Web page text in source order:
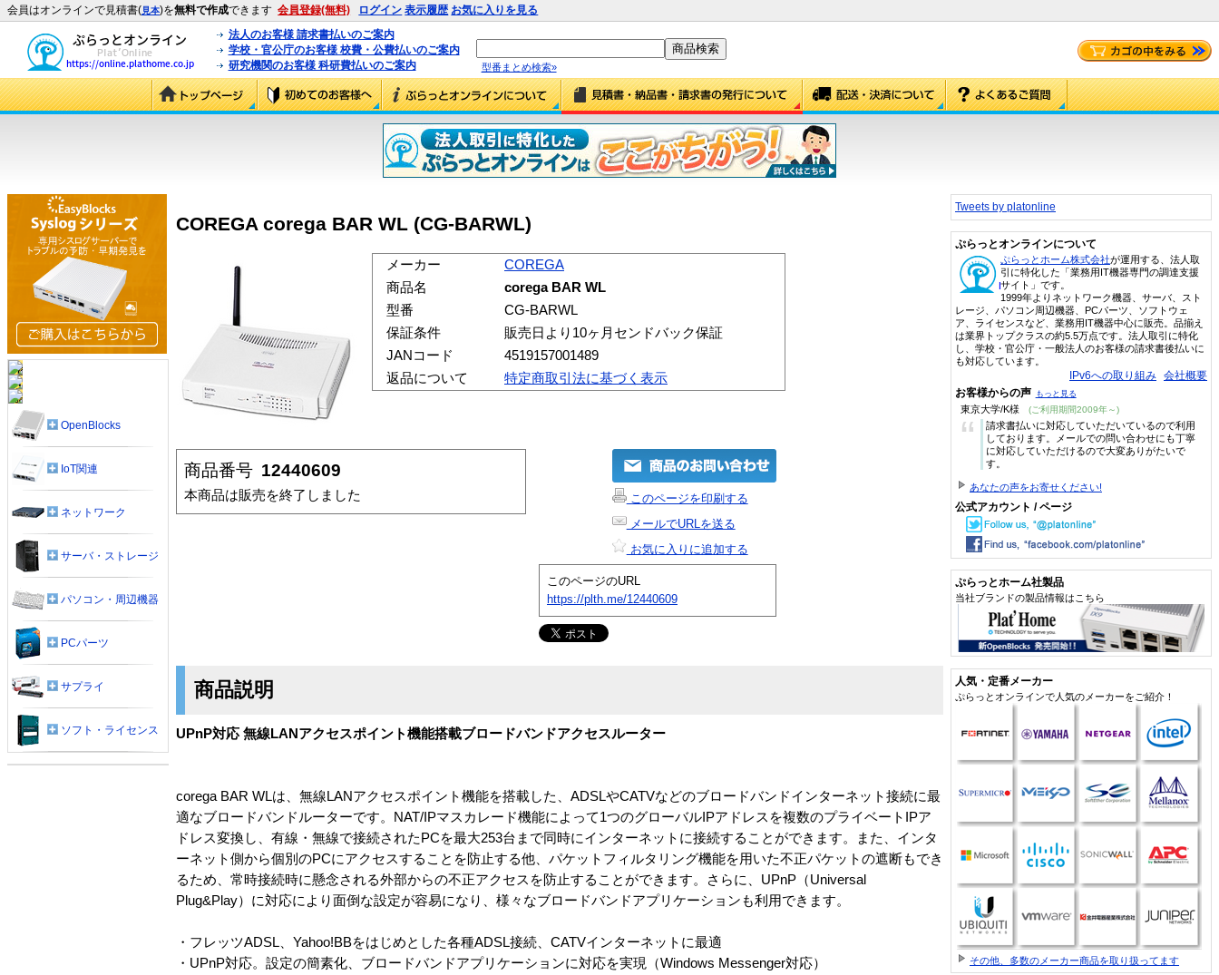
会員はオンラインで見積書(見本)を無料で作成できます 会員登録(無料) ログイン 表示履歴 お気に入りを見る
法人のお客様 請求書払いのご案内
学校・官公庁のお客様 校費・公費払いのご案内
研究機関のお客様 科研費払いのご案内
型番まとめ検索»
COREGA corega BAR WL (CG-BARWL)
メーカー
COREGA
商品名
corega BAR WL
型番
CG-BARWL
保証条件
販売日より10ヶ月センドバック保証
JANコード
4519157001489
返品について
特定商取引法に基づく表示
商品番号 12440609
本商品は販売を終了しました
このページを印刷する
メールでURLを送る
お気に入りに追加する
このページのURL
https://plth.me/12440609
商品説明
UPnP対応 無線LANアクセスポイント機能搭載ブロードバンドアクセスルーター
corega BAR WLは、無線LANアクセスポイント機能を搭載した、ADSLやCATVなどのブロードバンドインターネット接続に最
適なブロードバンドルーターです。NAT/IPマスカレード機能によって1つのグローバルIPアドレスを複数のプライベートIPア
ドレス変換し、有線・無線で接続されたPCを最大253台まで同時にインターネットに接続することができます。また、インタ
ーネット側から個別のPCにアクセスすることを防止する他、パケットフィルタリング機能を用いた不正パケットの遮断もでき
るため、常時接続時に懸念される外部からの不正アクセスを防止することができます。さらに、UPnP（Universal
Plug&Play）に対応により面倒な設定が容易になり、様々なブロードバンドアプリケーションも利用できます。
・フレッツADSL、Yahoo!BBをはじめとした各種ADSL接続、CATVインターネットに最適
・UPnP対応。設定の簡素化、ブロードバンドアプリケーションに対応を実現（Windows Messenger対応）
OpenBlocks
IoT関連
ネットワーク
サーバ・ストレージ
パソコン・周辺機器
PCパーツ
サプライ
ソフト・ライセンス
Tweets by platonline
ぷらっとオンラインについて
ぷらっとホーム株式会社が運用する、法人取
引に特化した「業務用IT機器専門の調達支援
サイト」です。
1999年よりネットワーク機器、サーバ、スト
レージ、パソコン周辺機器、PCパーツ、ソフトウェ
ア、ライセンスなど、業務用IT機器中心に販売。品揃え
は業界トップクラスの約5.5万点です。法人取引に特化
し、学校・官公庁・一般法人のお客様の請求書後払いに
も対応しています。
IPv6への取り組み 会社概要
お客様からの声 もっと見る
東京大学/K様 (ご利用期間2009年～)
“
請求書払いに対応していただいているので利用
しております。メールでの問い合わせにも丁寧
に対応していただけるので大変ありがたいで
す。
あなたの声をお寄せください!
公式アカウント / ページ
ぷらっとホーム社製品
当社ブランドの製品情報はこちら
人気・定番メーカー
ぷらっとオンラインで人気のメーカーをご紹介！
その他、多数のメーカー商品を取り扱ってます